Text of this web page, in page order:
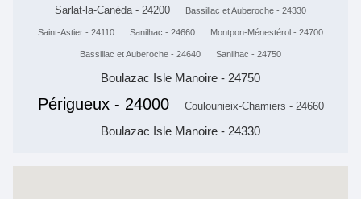
Sarlat-la-Canéda - 24200 Bassillac et Auberoche - 24330
Saint-Astier - 24110 Sanilhac - 24660 Montpon-Ménestérol - 24700
Bassillac et Auberoche - 24640 Sanilhac - 24750
Boulazac Isle Manoire - 24750
Périgueux - 24000 Coulounieix-Chamiers - 24660
Boulazac Isle Manoire - 24330